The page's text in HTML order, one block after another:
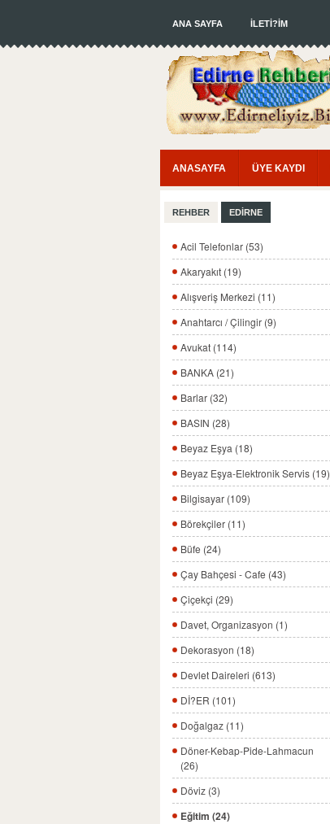
ANA SAYFA İLETİ?İM
ANASAYFA ÜYE KAYDI
REHBER EDİRNE
Acil Telefonlar (53)
Akaryakıt (19)
Alışveriş Merkezi (11)
Anahtarcı / Çilingir (9)
Avukat (114)
BANKA (21)
Barlar (32)
BASIN (28)
Beyaz Eşya (18)
Beyaz Eşya-Elektronik Servis (19)
Bilgisayar (109)
Börekçiler (11)
Büfe (24)
Çay Bahçesi - Cafe (43)
Çiçekçi (29)
Davet, Organizasyon (1)
Dekorasyon (18)
Devlet Daireleri (613)
Dİ?ER (101)
Doğalgaz (11)
Döner-Kebap-Pide-Lahmacun
(26)
Döviz (3)
Eğitim (24)